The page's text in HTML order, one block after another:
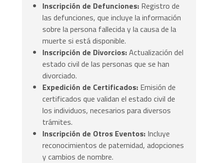
Inscripción de Defunciones: Registro de
las defunciones, que incluye la información
sobre la persona fallecida y la causa de la
muerte si está disponible.
Inscripción de Divorcios:Actualización del
estado civil de las personas que se han
divorciado.
Expedición de Certificados: Emisión de
certificados que validan el estado civil de
los individuos, necesarios para diversos
trámites.
Inscripción de Otros Eventos: Incluye
reconocimientos de paternidad, adopciones
y cambios de nombre.